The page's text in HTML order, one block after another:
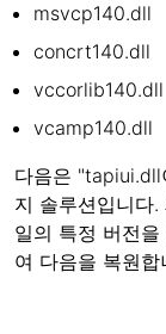
msvcp140.dll
concrt140.dll
vccorlib140.dll
vcamp140.dll
다음은 "tapiui.dll
지 솔루션입니다
일의 특정 버전
여 다음을 복원합